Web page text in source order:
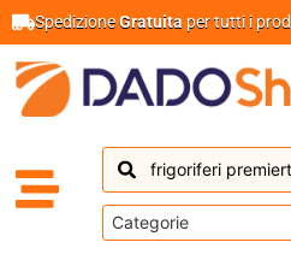
SpedizioneGratuita per tutti i